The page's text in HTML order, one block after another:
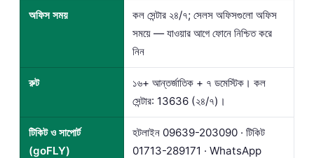
অফিস সময়
কল সেন্টার ২৪/৭; সেলস অফিসগুলো অফিস
সময়ে — যাওয়ার আগে ফোনে নিশ্চিত করে
নিন
রুট
১৬+ আন্তর্জাতিক + ৭ ডমেস্টিক। কল
সেন্টার: 13636 (২৪/৭)।
টিকিট ও সাপোর্ট
(goFLY)
হটলাইন 09639-203090 · টিকিট
01713-289171 · WhatsApp